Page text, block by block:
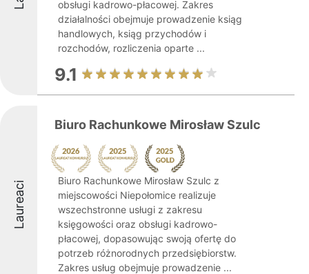
obsługi kadrowo-płacowej. Zakres
działalności obejmuje prowadzenie ksiąg
handlowych, ksiąg przychodów i
rozchodów, rozliczenia oparte ...
9.1
Laureaci
Biuro Rachunkowe Mirosław Szulc
Biuro Rachunkowe Mirosław Szulc z
miejscowości Niepołomice realizuje
wszechstronne usługi z zakresu
księgowości oraz obsługi kadrowo-
płacowej, dopasowując swoją ofertę do
potrzeb różnorodnych przedsiębiorstw.
Zakres usług obejmuje prowadzenie ...